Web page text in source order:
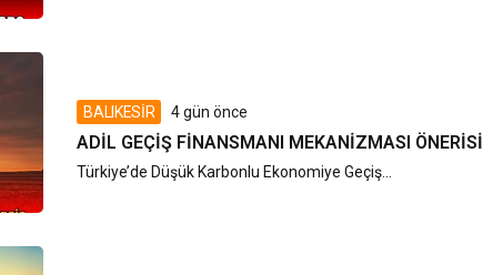
BALIKESİR 4 gün önce
ADIL GEÇIŞ FINANSMANI MEKANIZMASI ÖNERISI
Türkiye’de Düşük Karbonlu Ekonomiye Geçiş...